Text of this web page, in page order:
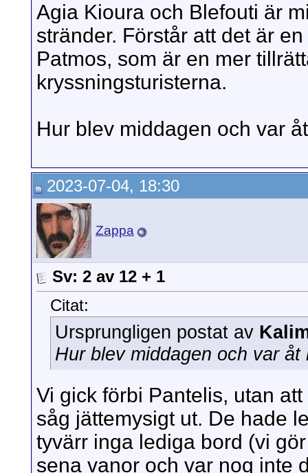
Agia Kioura och Blefouti är
stränder. Förstår att det är
Patmos, som är en mer
kryssningsturisterna.
Hur blev middagen och var
2023-07-04, 18:30
Zappa
Sv: 2 av 12 + 1
Citat:
Ursprungligen postat av
Hur blev middagen och var åt
Vi gick förbi Pantelis, utan
såg jättemysigt ut. De hade
tyvärr inga lediga bord (vi
sena vanor och var nog inte